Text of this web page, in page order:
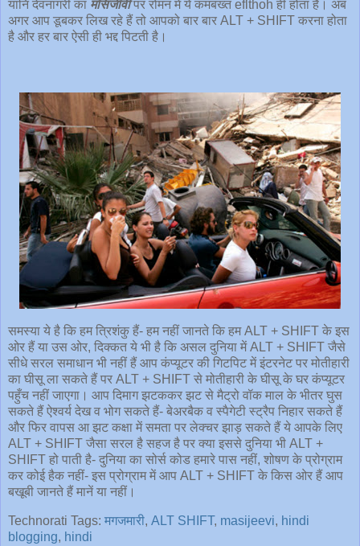
यानि देवनागरी का मसिजीवीपर रोमन में ये कमबख्‍त eflthoh ही होता है। अब
अगर आप डूबकर लिख रहे हैं तो आपको बार बार ALT + SHIFT करना होता
है और हर बार ऐसी ही भद्द पिटती है।
समस्‍या ये है कि हम त्रिशंकु हैं- हम नहीं जानते कि हम ALT + SHIFT के इस
ओर हैं या उस ओर, दिक्‍कत ये भी है कि असल दुनिया में ALT + SHIFT जैसे
सीधे सरल समाधान भी नहीं हैं आप कंप्‍यूटर क‍ी गिटपिट में इंटरनेट पर मोतीहारी
का घीसू ला सकते हैं पर ALT + SHIFT से मोतीहारी के घीसू के घर कंप्‍यूटर
पहुँच नहीं जाएगा। आप दिमाग झटककर झट से मैट्रो वॉक माल के भीतर घुस
सकते हैं ऐश्‍वर्य देख व भोग सकते हैं- बेअरबैक व स्‍पैगेटी स्‍ट्रैप निहार सकते हैं
और फिर वापस आ झट कक्षा में समता पर लेक्‍चर झाड़ सकते हैं ये आपके लिए
ALT + SHIFT जैसा सरल है सहज है पर क्‍या इससे दुनिया भी ALT +
SHIFT हो पाती है- दुनिया का सोर्स कोड हमारे पास नहीं, शोषण के प्रोग्राम
कर कोई हैक नहीं- इस प्रोग्राम में आप ALT + SHIFT के किस ओर हैं आप
बखूबी जानते हैं मानें या नहीं।
Technorati Tags: मगजमारी, ALT SHIFT, masijeevi, hindi
blogging, hindi